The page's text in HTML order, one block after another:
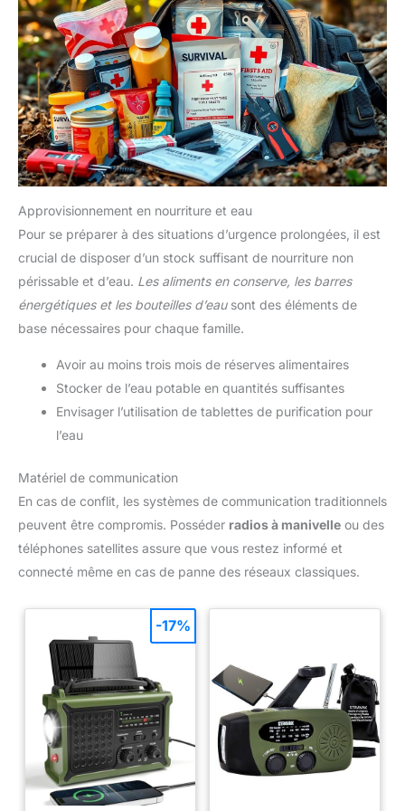
Approvisionnement en nourriture et eau
Pour se préparer à des situations d’urgence prolongées, il est
crucial de disposer d’un stock suffisant de nourriture non
périssable et d’eau. Les aliments en conserve, les barres
énergétiques et les bouteilles d’eausont des éléments de
base nécessaires pour chaque famille.
Avoir au moins trois mois de réserves alimentaires
Stocker de l’eau potable en quantités suffisantes
Envisager l’utilisation de tablettes de purification pour
l’eau
Matériel de communication
En cas de conflit, les systèmes de communication traditionnels
peuvent être compromis. Posséder radios à manivelle ou des
téléphones satellites assure que vous restez informé et
connecté même en cas de panne des réseaux classiques.
-17%